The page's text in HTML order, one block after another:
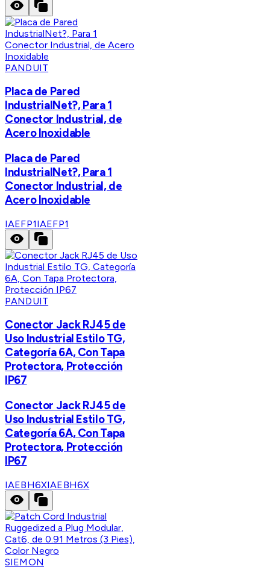
PANDUIT
Placa de Pared
IndustrialNet?, Para 1
Conector Industrial, de
Acero Inoxidable
Placa de Pared
IndustrialNet?, Para 1
Conector Industrial, de
Acero Inoxidable
IAEFP1IAEFP1
PANDUIT
Conector Jack RJ45 de
Uso Industrial Estilo TG,
Categoría 6A, Con Tapa
Protectora, Protección
IP67
Conector Jack RJ45 de
Uso Industrial Estilo TG,
Categoría 6A, Con Tapa
Protectora, Protección
IP67
IAEBH6XIAEBH6X
SIEMON